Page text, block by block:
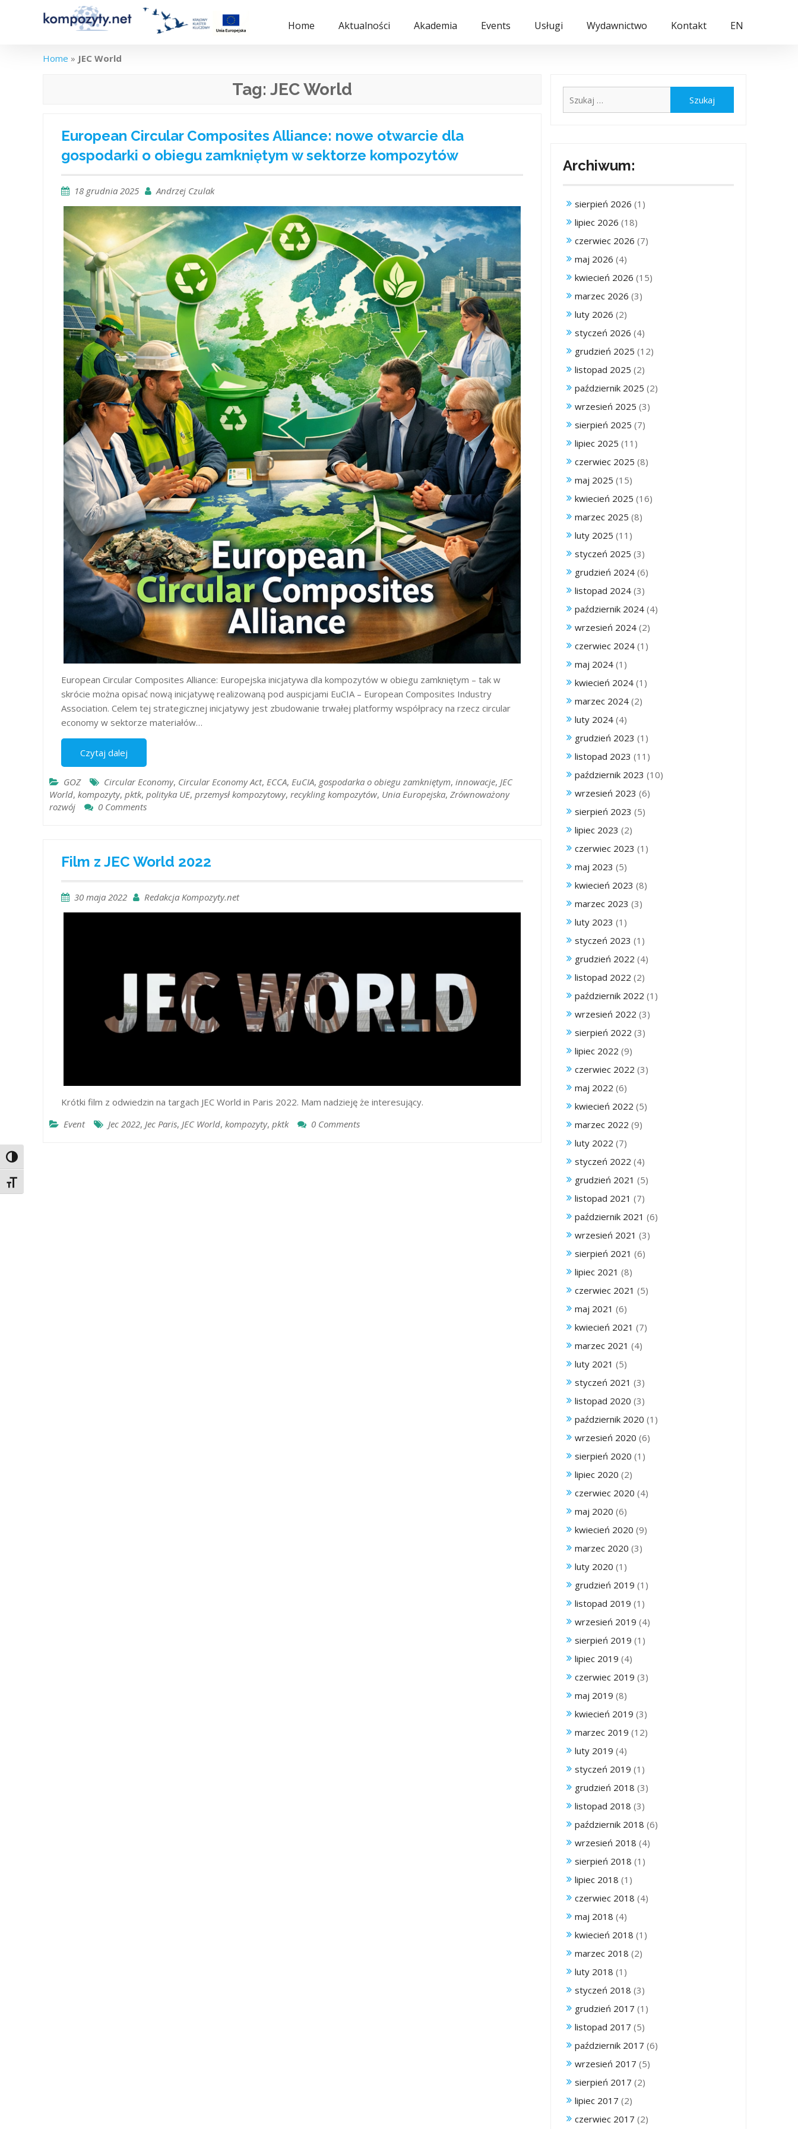
Toggle High Contrast
Toggle Font size
Home Aktualności Akademia Events Usługi Wydawnictwo Kontakt EN
Home » JEC World
Tag: JEC World
European Circular Composites Alliance: nowe otwarcie dla
gospodarki o obiegu zamkniętym w sektorze kompozytów
18 grudnia 2025 Andrzej Czulak
European Circular Composites Alliance: Europejska inicjatywa dla kompozytów w obiegu zamkniętym – tak w
skrócie można opisać nową inicjatywę realizowaną pod auspicjami EuCIA – European Composites Industry
Association. Celem tej strategicznej inicjatywy jest zbudowanie trwałej platformy współpracy na rzecz circular
economy w sektorze materiałów…
Czytaj dalej
GOZ Circular Economy, Circular Economy Act, ECCA, EuCIA, gospodarka o obiegu zamkniętym, innowacje, JEC
World, kompozyty, pktk, polityka UE, przemysł kompozytowy, recykling kompozytów, Unia Europejska, Zrównoważony
rozwój
0 Comments
Film z JEC World 2022
30 maja 2022 Redakcja Kompozyty.net
Krótki film z odwiedzin na targach JEC World in Paris 2022. Mam nadzieję że interesujący.
Event
Jec 2022, Jec Paris, JEC World, kompozyty, pktk 0 Comments
Archiwum:
sierpień 2026 (1)
lipiec 2026 (18)
czerwiec 2026 (7)
maj 2026 (4)
kwiecień 2026 (15)
marzec 2026 (3)
luty 2026 (2)
styczeń 2026 (4)
grudzień 2025 (12)
listopad 2025 (2)
październik 2025 (2)
wrzesień 2025 (3)
sierpień 2025 (7)
lipiec 2025 (11)
czerwiec 2025 (8)
maj 2025 (15)
kwiecień 2025 (16)
marzec 2025 (8)
luty 2025 (11)
styczeń 2025 (3)
grudzień 2024 (6)
listopad 2024 (3)
październik 2024 (4)
wrzesień 2024 (2)
czerwiec 2024 (1)
maj 2024 (1)
kwiecień 2024 (1)
marzec 2024 (2)
luty 2024 (4)
grudzień 2023 (1)
listopad 2023 (11)
październik 2023 (10)
wrzesień 2023 (6)
sierpień 2023 (5)
lipiec 2023 (2)
czerwiec 2023 (1)
maj 2023 (5)
kwiecień 2023 (8)
marzec 2023 (3)
luty 2023 (1)
styczeń 2023 (1)
grudzień 2022 (4)
listopad 2022 (2)
październik 2022 (1)
wrzesień 2022 (3)
sierpień 2022 (3)
lipiec 2022 (9)
czerwiec 2022 (3)
maj 2022 (6)
kwiecień 2022 (5)
marzec 2022 (9)
luty 2022 (7)
styczeń 2022 (4)
grudzień 2021 (5)
listopad 2021 (7)
październik 2021 (6)
wrzesień 2021 (3)
sierpień 2021 (6)
lipiec 2021 (8)
czerwiec 2021 (5)
maj 2021 (6)
kwiecień 2021 (7)
marzec 2021 (4)
luty 2021 (5)
styczeń 2021 (3)
listopad 2020 (3)
październik 2020 (1)
wrzesień 2020 (6)
sierpień 2020 (1)
lipiec 2020 (2)
czerwiec 2020 (4)
maj 2020 (6)
kwiecień 2020 (9)
marzec 2020 (3)
luty 2020 (1)
grudzień 2019 (1)
listopad 2019 (1)
wrzesień 2019 (4)
sierpień 2019 (1)
lipiec 2019 (4)
czerwiec 2019 (3)
maj 2019 (8)
kwiecień 2019 (3)
marzec 2019 (12)
luty 2019 (4)
styczeń 2019 (1)
grudzień 2018 (3)
listopad 2018 (3)
październik 2018 (6)
wrzesień 2018 (4)
sierpień 2018 (1)
lipiec 2018 (1)
czerwiec 2018 (4)
maj 2018 (4)
kwiecień 2018 (1)
marzec 2018 (2)
luty 2018 (1)
styczeń 2018 (3)
grudzień 2017 (1)
listopad 2017 (5)
październik 2017 (6)
wrzesień 2017 (5)
sierpień 2017 (2)
lipiec 2017 (2)
czerwiec 2017 (2)